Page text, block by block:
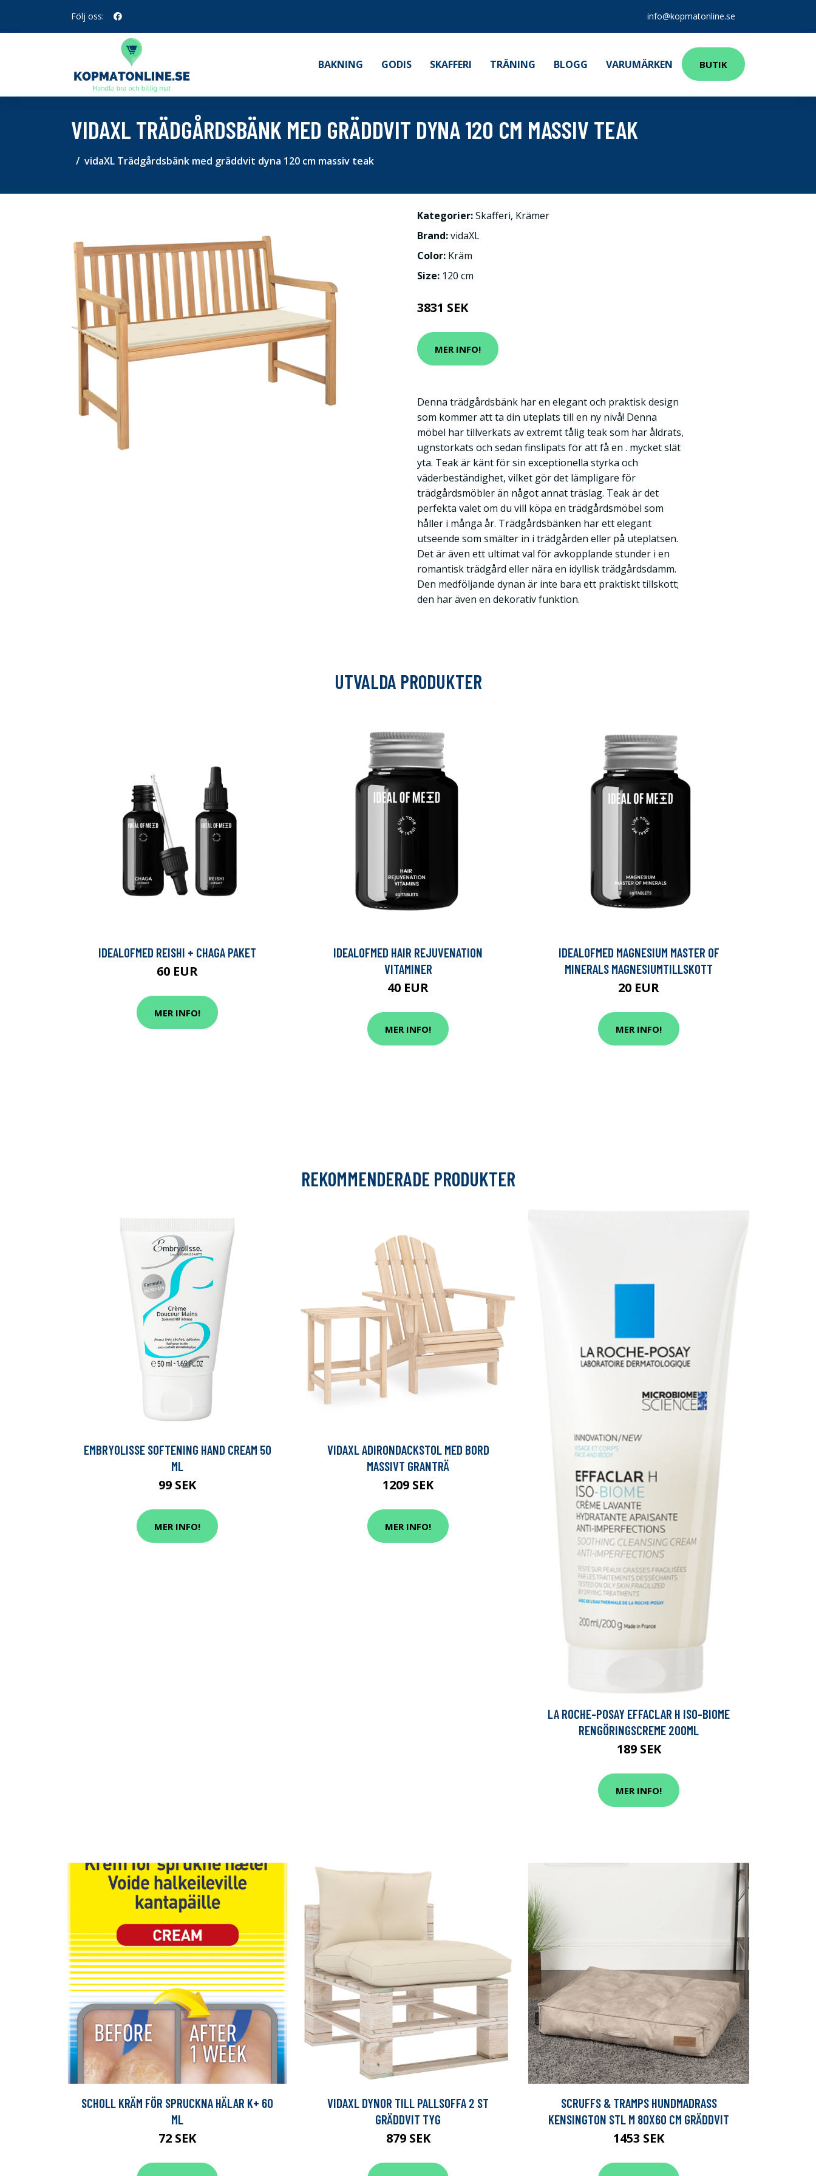
Följ oss: info@kopmatonline.se
BAKNING GODIS SKAFFERI TRÄNING BLOGG VARUMÄRKEN BUTIK
VIDAXL TRÄDGÅRDSBÄNK MED GRÄDDVIT DYNA 120 CM MASSIV TEAK
vidaXL Trädgårdsbänk med gräddvit dyna 120 cm massiv teak
Kategorier:Skafferi, Krämer
Brand:vidaXL
Color: Kräm
Size: 120 cm
3831 SEK
MER INFO!
Denna trädgårdsbänk har en elegant och praktisk design
som kommer att ta din uteplats till en ny nivå! Denna
möbel har tillverkats av extremt tålig teak som har åldrats,
ugnstorkats och sedan finslipats för att få en . mycket slät
yta. Teak är känt för sin exceptionella styrka och
väderbeständighet, vilket gör det lämpligare för
trädgårdsmöbler än något annat träslag. Teak är det
perfekta valet om du vill köpa en trädgårdsmöbel som
håller i många år. Trädgårdsbänken har ett elegant
utseende som smälter in i trädgården eller på uteplatsen.
Det är även ett ultimat val för avkopplande stunder i en
romantisk trädgård eller nära en idyllisk trädgårdsdamm.
Den medföljande dynan är inte bara ett praktiskt tillskott;
den har även en dekorativ funktion.
UTVALDA PRODUKTER
IDEALOFMED REISHI + CHAGA PAKET
60 EUR
MER INFO!
IDEALOFMED HAIR REJUVENATION
VITAMINER
40 EUR
MER INFO!
IDEALOFMED MAGNESIUM MASTER OF
MINERALS MAGNESIUMTILLSKOTT
20 EUR
MER INFO!
REKOMMENDERADE PRODUKTER
EMBRYOLISSE SOFTENING HAND CREAM 50
ML
99 SEK
MER INFO!
VIDAXL ADIRONDACKSTOL MED BORD
MASSIVT GRANTRÄ
1209 SEK
MER INFO!
LA ROCHE-POSAY EFFACLAR H ISO-BIOME
RENGÖRINGSCREME 200ML
189 SEK
MER INFO!
SCHOLL KRÄM FÖR SPRUCKNA HÄLAR K+ 60
ML
72 SEK
VIDAXL DYNOR TILL PALLSOFFA 2 ST
GRÄDDVIT TYG
879 SEK
SCRUFFS & TRAMPS HUNDMADRASS
KENSINGTON STL M 80X60 CM GRÄDDVIT
1453 SEK